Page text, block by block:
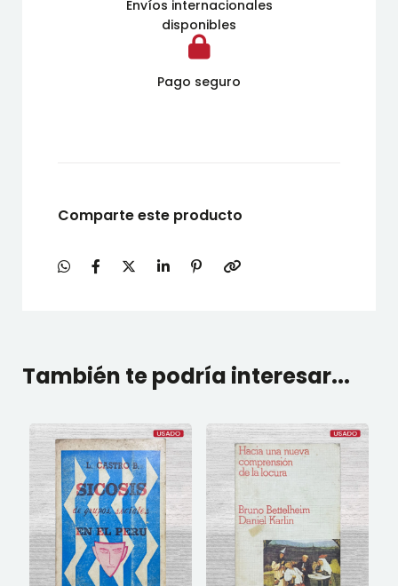
Envíos internacionales
disponibles
Pago seguro
Comparte este producto
También te podría interesar...